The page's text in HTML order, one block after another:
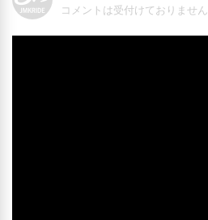
コメントは受付けておりません